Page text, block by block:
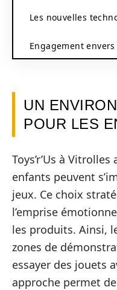
Les nouvelles
Engagement
UN
POUR LES
Toys’r’Us à
enfants peuvent
jeux. Ce choix
l’emprise
les produits. Ainsi,
zones de
essayer des jouets
approche permet